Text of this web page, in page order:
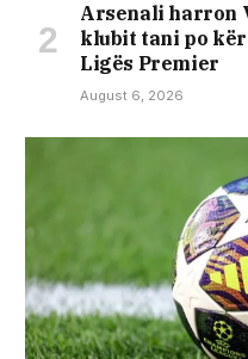
Arsenali harron
klubit tani po
Ligës Premier
August 6, 2026